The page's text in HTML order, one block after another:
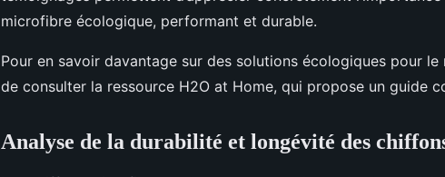
microfibre écologique, performant et durable.
Pour en savoir davantage sur des solutions écologiques pour
de consulter la ressource H2O at Home, qui propose un guide
Analyse de la durabilité et longévité des